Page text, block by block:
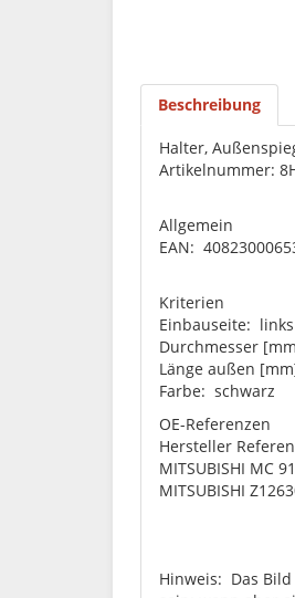
Beschreibung
Halter,
Artikelnummer:
Allgemein
EAN:
Kriterien
Einbauseite: links
Durchmesser
Länge außen
Farbe: schwarz
OE-Referenzen
Hersteller
MITSUBISHI MC
MITSUBISHI
Hinweis: Das